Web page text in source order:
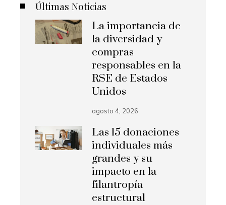
Últimas Noticias
La importancia de
la diversidad y
compras
responsables en la
RSE de Estados
Unidos
agosto 4, 2026
Las 15 donaciones
individuales más
grandes y su
impacto en la
filantropía
estructural